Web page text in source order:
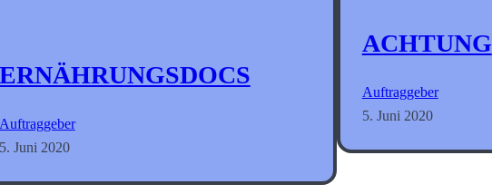
ERNÄHRUNGSDOCS
Auftraggeber
5. Juni 2020
ACHTUNG
Auftraggeber
5. Juni 2020